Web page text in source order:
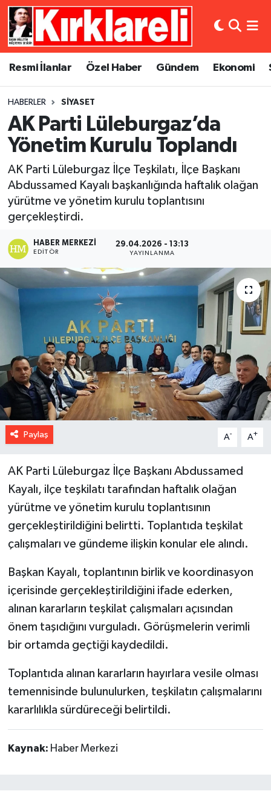
Resmi İlanlar Özel Haber Gündem Ekonomi
HABERLER SIYASET
AK Parti Lüleburgaz’da
Yönetim Kurulu Toplandı
AK Parti Lüleburgaz İlçe Teşkilatı, İlçe Başkanı
Abdussamed Kayalı başkanlığında haftalık olağan
yürütme ve yönetim kurulu toplantısını
gerçekleştirdi.
HABER MERKEZI
EDITÖR
29.04.2026 - 13:13
YAYINLANMA
Paylaş A- A+
AK Parti Lüleburgaz İlçe Başkanı Abdussamed
Kayalı, ilçe teşkilatı tarafından haftalık olağan
yürütme ve yönetim kurulu toplantısının
gerçekleştirildiğini belirtti. Toplantıda teşkilat
çalışmaları ve gündeme ilişkin konular ele alındı.
Başkan Kayalı, toplantının birlik ve koordinasyon
içerisinde gerçekleştirildiğini ifade ederken,
alınan kararların teşkilat çalışmaları açısından
önem taşıdığını vurguladı. Görüşmelerin verimli
bir ortamda geçtiği kaydedildi.
Toplantıda alınan kararların hayırlara vesile olması
temennisinde bulunulurken, teşkilatın çalışmalarını
kararlılıkla sürdüreceği belirtildi.
Kaynak: Haber Merkezi
Resmi İlanlar
Gündem
Ekonomi
Siyaset
Spor
Asayiş
Dünya
Eğitim
Kültür Sanat
Magazin
Künye
Gizlilik Sözleşmesi
Merkez Nöbetçi Eczaneler
Merkez Trafik Yoğunluk Haritası
Süper Lig Puan Durumu ve Fikstür
Tüm Manşetler
Son Dakika Haberleri